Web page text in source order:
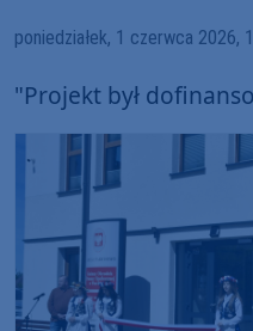
poniedziałek, 1 czerwca 2026,
"Projekt był